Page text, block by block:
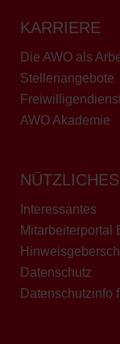
KARRIERE
Die AWO als
Stellenangebote
AWO Akademie
NÜTZLICHES
Interessantes
Mitarbeiterportal
Datenschutz
Datenschutzinfo